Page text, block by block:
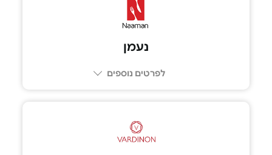
נעמן
לפרטים נוספים